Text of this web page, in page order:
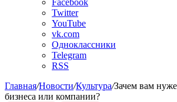
Facebook
Twitter
YouTube
vk.com
Одноклассники
Telegram
RSS
Главная/Новости/Культура/Зачем вам
бизнеса или компании?